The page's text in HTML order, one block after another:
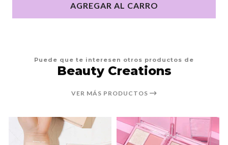
AGREGAR AL CARRO
Puede que te interesen otros productos de
Beauty Creations
VER MÁS PRODUCTOS